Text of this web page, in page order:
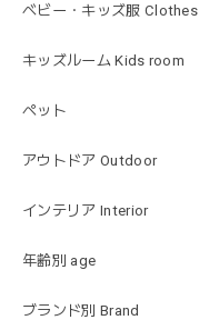
ベビー・キッズ服 Clothes
キッズルーム Kids room
ペット
アウトドア Outdoor
インテリア Interior
年齢別 age
ブランド別 Brand
可愛いファーストトイ
お砂場セットや木のお
た…！✨どれも使いや
すぐに使い始めまし